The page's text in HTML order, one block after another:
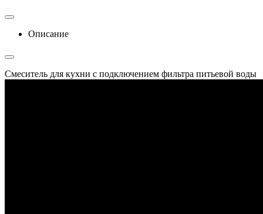
Описание
Смеситель для кухни с подключением фильтра питьевой воды